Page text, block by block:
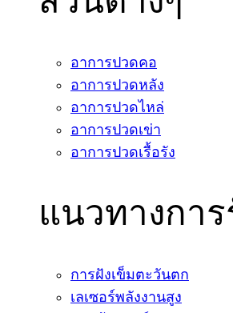
อาการปวดคอ
อาการปวดหลัง
อาการปวดไหล่
อาการปวดเข่า
อาการปวดเรื้อรัง
แนวทางกา
การฝังเข็มตะวันตก
เลเซอร์พลังงานสูง